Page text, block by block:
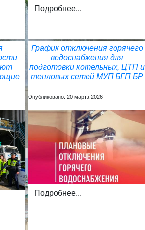
Подробнее...
График отключения горячего
водоснабжения для
подготовки котельных, ЦТП и
тепловых сетей МУП БГП БР
Опубликовано: 20 марта 2026
Подробнее...